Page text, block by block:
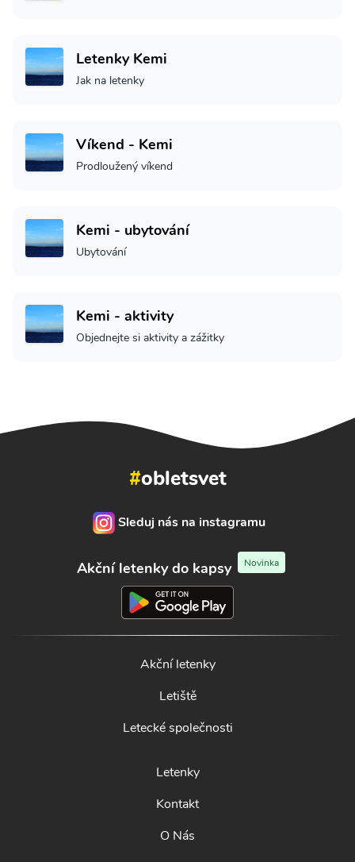
Letenky Kemi
Jak na letenky
Víkend - Kemi
Prodloužený víkend
Kemi - ubytování
Ubytování
Kemi - aktivity
Objednejte si aktivity a zážitky
#obletsvet
Sleduj nás na instagramu
Akční letenky do kapsy Novinka
Akční letenky
Letiště
Letecké společnosti
Letenky
Kontakt
O Nás